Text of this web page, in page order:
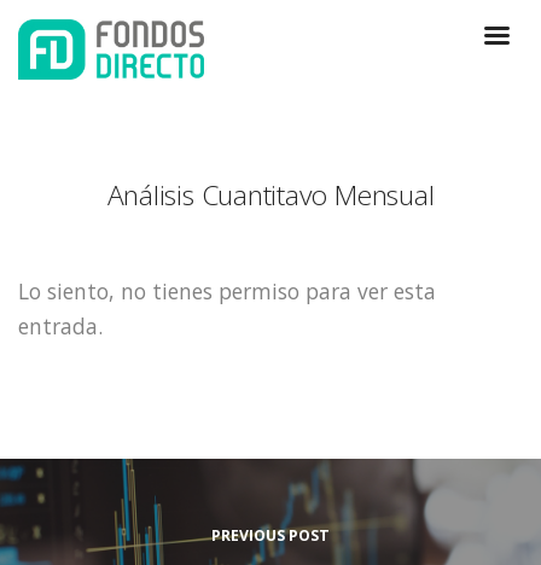
Análisis Cuantitavo Mensual
Lo siento, no tienes permiso para ver esta
entrada.
PREVIOUS POST